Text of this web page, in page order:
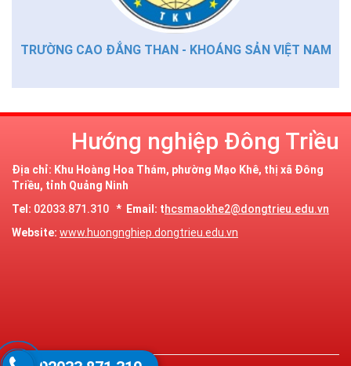
TRƯỜNG CAO ĐẲNG THAN - KHOÁNG SẢN VIỆT NAM
Hướng nghiệp Đông Triều
Địa chỉ: Khu Hoàng Hoa Thám, phường Mạo Khê, thị xã Đông
Triều, tỉnh Quảng Ninh
Tel: 02033.871.310 * Email: thcsmaokhe2@dongtrieu.edu.vn
Website: www.huongnghiep.dongtrieu.edu.vn